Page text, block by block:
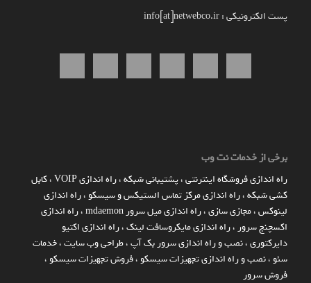
پست الکترونیکی : info[at]netwebco.ir
برخی از خدمات نت وب
راه اندازي فروشگاه اينترنتي،پشتیبانی شبکه،راه اندازی VOIP ،کابل
کشی شبکه،راه اندازی مرکز تماس الستیکس و سیسکو ،راه اندازی
لینوکس،مجازی سازی،راه اندازی میل سرور mdaemon ،راه اندازی
اکسچنج سرور ،راه اندازی مایکروسافت لینک،راه اندازی اکتیو
دایرکتوری،نصب و راه اندازی سرور بک آپ،طراحی وب سایت،خدمات
سئو ،نصب و راه اندازی تجهیزات سیسکو ،فروش تجهیزات سیسکو ،
فروش سرور